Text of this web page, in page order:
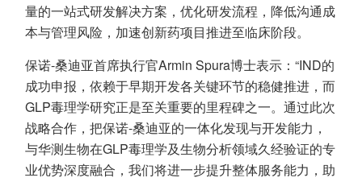
量的一站式研发解决方案，优化研发流程，降低沟通成
本与管理风险，加速创新药项目推进至临床阶段。
保诺-桑迪亚首席执行官Armin Spura博士表示：“IND的
成功申报，依赖于早期开发各关键环节的稳健推进，而
GLP毒理学研究正是至关重要的里程碑之一。通过此次
战略合作，把保诺-桑迪亚的一体化发现与开发能力，
与华测生物在GLP毒理学及生物分析领域久经验证的专
业优势深度融合，我们将进一步提升整体服务能力，助